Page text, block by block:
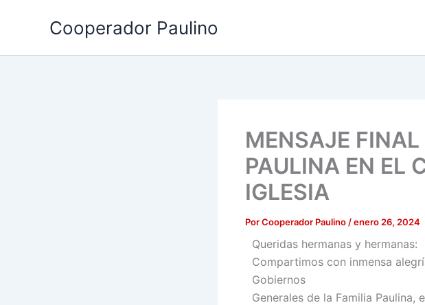
Cooperador Paulino
MENSAJE
PAULINA EN EL
IGLESIA
PorCooperador Paulino /enero 26, 2024
Queridas hermanas y hermanas:
Compartimos con inmensa
Gobiernos
Generales de la Familia